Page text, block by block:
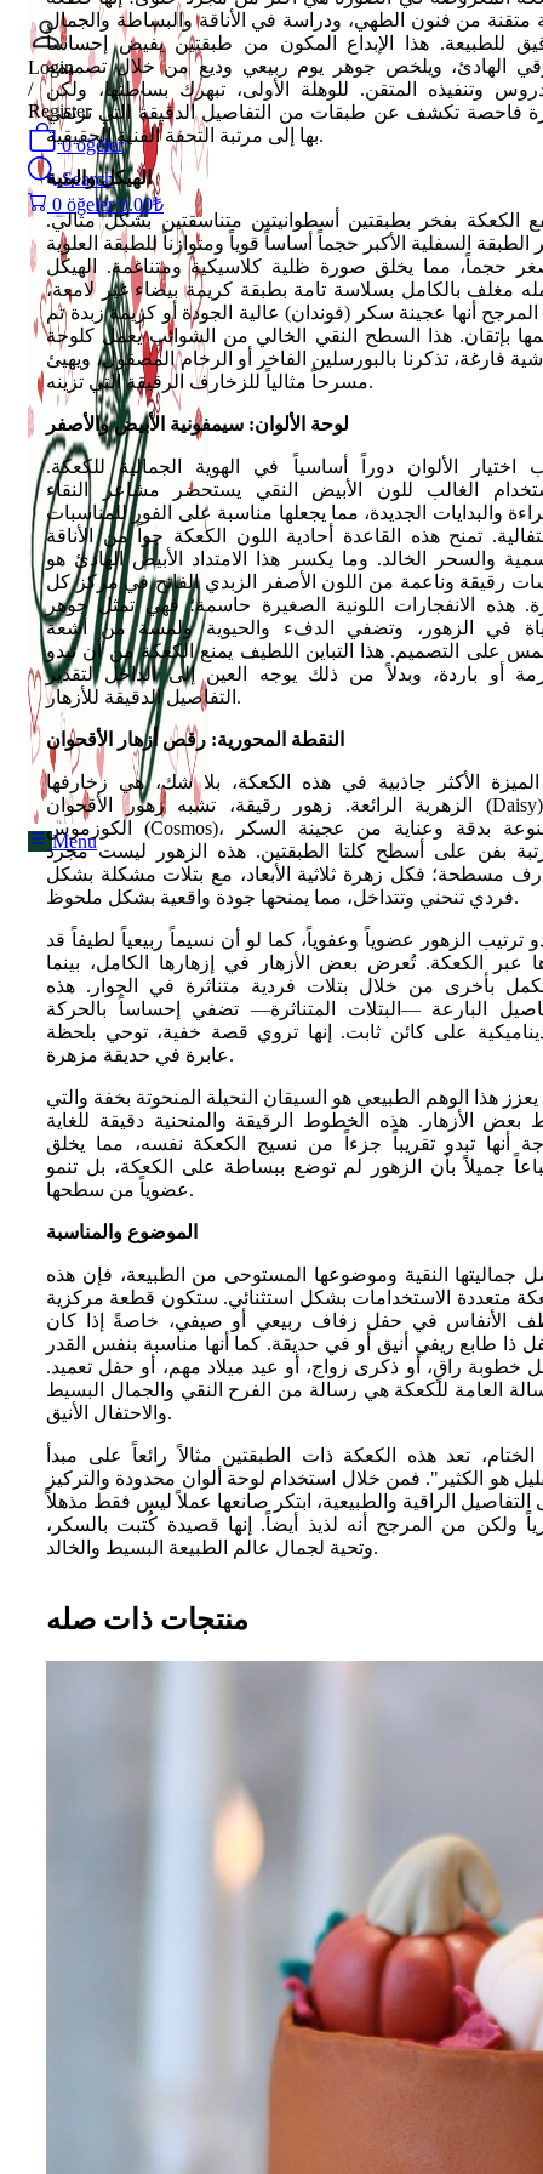
Menu
Login
/
Register
0öğeler
Search
0 öğeler 0.00₺
Menu
متقنة من فنون الطهي، ودراسة في الأناقة والبساطة والجمال
للطبيعة. هذا الإبداع المكون من طبقتين يفيض إحساساً
الهادئ، ويلخص جوهر يوم ربيعي وديع من خلال تصميمه
وتنفيذه المتقن. للوهلة الأولى، تبهرك بساطتها، ولكن
فاحصة تكشف عن طبقات من التفاصيل الدقيقة التي ترتقي
بها إلى مرتبة التحفة الفنية الحقيقية.
الهيكل والبنية
الكعكة بفخر بطبقتين أسطوانيتين متناسقتين بشكل مثالي.
الطبقة السفلية الأكبر حجماً أساساً قوياً ومتوازناً للطبقة العلوية
حجماً، مما يخلق صورة ظلية كلاسيكية ومتناغمة. الهيكل
مغلف بالكامل بسلاسة تامة بطبقة كريمة بيضاء غير لامعة،
أنها عجينة سكر (فوندان) عالية الجودة أو كريمة زبدة تم
بإتقان. هذا السطح النقي الخالي من الشوائب يعمل كلوحة
فارغة، تذكرنا بالبورسلين الفاخر أو الرخام المصقول، ويهيئ
مسرحاً مثالياً للزخارف الرقيقة التي تزينه.
لوحة الألوان: سيمفونية الأبيض والأصفر
اختيار الألوان دوراً أساسياً في الهوية الجمالية للكعكة.
الغالب للون الأبيض النقي يستحضر مشاعر النقاء
والبدايات الجديدة، مما يجعلها مناسبة على الفور للمناسبات
تمنح هذه القاعدة أحادية اللون الكعكة جواً من الأناقة
والسحر الخالد. وما يكسر هذا الامتداد الأبيض الهادئ هو
رقيقة وناعمة من اللون الأصفر الزبدي الفاتح في مركز كل
هذه الانفجارات اللونية الصغيرة حاسمة؛ فهي تمثل جوهر
في الزهور، وتضفي الدفء والحيوية ولمسة من أشعة
على التصميم. هذا التباين اللطيف يمنع الكعكة من أن تبدو
أو باردة، وبدلاً من ذلك يوجه العين إلى الداخل لتقدير
التفاصيل الدقيقة للأزهار.
النقطة المحورية: رقص أزهار الأقحوان
الأكثر جاذبية في هذه الكعكة، بلا شك، هي زخارفها
الزهرية الرائعة. زهور رقيقة، تشبه زهور الأقحوان (Daisy) أو
الكوزموس (Cosmos)، مصنوعة بدقة وعناية من عجينة السكر
بفن على أسطح كلتا الطبقتين. هذه الزهور ليست مجرد
مسطحة؛ فكل زهرة ثلاثية الأبعاد، مع بتلات مشكلة بشكل
فردي تنحني وتتداخل، مما يمنحها جودة واقعية بشكل ملحوظ.
ترتيب الزهور عضوياً وعفوياً، كما لو أن نسيماً ربيعياً لطيفاً قد
عبر الكعكة. تُعرض بعض الأزهار في إزهارها الكامل، بينما
بأخرى من خلال بتلات فردية متناثرة في الجوار. هذه
البارعة —البتلات المتناثرة— تضفي إحساساً بالحركة
على كائن ثابت. إنها تروي قصة خفية، توحي بلحظة
عابرة في حديقة مزهرة.
يعزز هذا الوهم الطبيعي هو السيقان النحيلة المنحوتة بخفة والتي
بعض الأزهار. هذه الخطوط الرقيقة والمنحنية دقيقة للغاية
أنها تبدو تقريباً جزءاً من نسيج الكعكة نفسه، مما يخلق
جميلاً بأن الزهور لم توضع ببساطة على الكعكة، بل تنمو
عضوياً من سطحها.
الموضوع والمناسبة
جماليتها النقية وموضوعها المستوحى من الطبيعة، فإن هذه
متعددة الاستخدامات بشكل استثنائي. ستكون قطعة مركزية
الأنفاس في حفل زفاف ربيعي أو صيفي، خاصةً إذا كان
ذا طابع ريفي أنيق أو في حديقة. كما أنها مناسبة بنفس القدر
خطوبة راقٍ، أو ذكرى زواج، أو عيد ميلاد مهم، أو حفل تعميد.
العامة للكعكة هي رسالة من الفرح النقي والجمال البسيط
والاحتفال الأنيق.
تعد هذه الكعكة ذات الطبقتين مثالاً رائعاً على مبدأ
هو الكثير". فمن خلال استخدام لوحة ألوان محدودة والتركيز
التفاصيل الراقية والطبيعية، ابتكر صانعها عملاً ليس فقط مذهلاً
ولكن من المرجح أنه لذيذ أيضاً. إنها قصيدة كُتبت بالسكر،
وتحية لجمال عالم الطبيعة البسيط والخالد.
منتجات ذات صله